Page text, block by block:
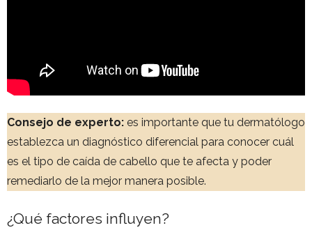
Consejo de experto: es importante que tu dermatólogo
establezca un diagnóstico diferencial para conocer cuál
es el tipo de caída de cabello que te afecta y poder
remediarlo de la mejor manera posible.
¿Qué factores influyen?